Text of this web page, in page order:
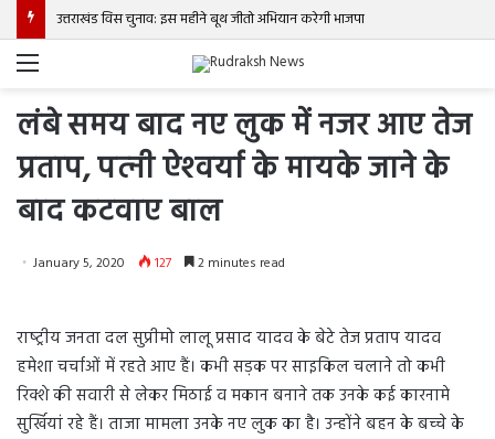
उत्तराखंड विस चुनाव: इस महीने बूथ जीतो अभियान करेगी भाजपा
Menu
लंबे समय बाद नए लुक में नजर आए तेज
प्रताप, पत्‍नी ऐश्‍वर्या के मायके जाने के
बाद कटवाए बाल
January 5, 2020 127 2 minutes read
राष्‍ट्रीय जनता दल सुप्रीमो लालू प्रसाद यादव के बेटे तेज प्रताप यादव
हमेशा चर्चाओं में रहते आए हैं। कभी सड़क पर साइकिल चलाने तो कभी
रिक्‍शे की सवारी से लेकर मिठाई व मकान बनाने तक उनके कई कारनामे
सुर्खियां रहे हैं। ताजा मामला उनके नए लुक का है। उन्‍होंने बहन के बच्‍चे के